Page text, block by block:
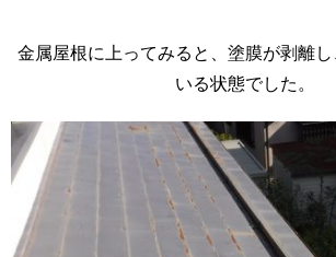
金属屋根に上ってみると、塗膜が剥離
いる状態でした。